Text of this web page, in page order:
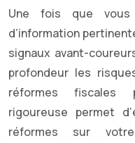
Une fois que
d’information
signaux avant-
profondeur les
réformes fiscales
rigoureuse permet
réformes sur